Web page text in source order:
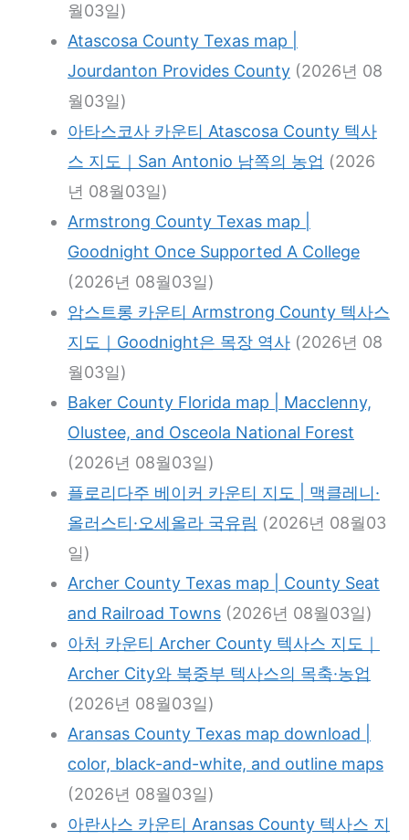
월03일)
Atascosa County Texas map |
Jourdanton Provides County (2026년 08
월03일)
아타스코사 카운티 Atascosa County 텍사
스 지도｜San Antonio 남쪽의 농업 (2026
년 08월03일)
Armstrong County Texas map |
Goodnight Once Supported A College
(2026년 08월03일)
암스트롱 카운티 Armstrong County 텍사스
지도｜Goodnight은 목장 역사 (2026년 08
월03일)
Baker County Florida map | Macclenny,
Olustee, and Osceola National Forest
(2026년 08월03일)
플로리다주 베이커 카운티 지도 | 맥클레니·
올러스티·오세올라 국유림 (2026년 08월03
일)
Archer County Texas map | County Seat
and Railroad Towns (2026년 08월03일)
아처 카운티 Archer County 텍사스 지도｜
Archer City와 북중부 텍사스의 목축·농업
(2026년 08월03일)
Aransas County Texas map download |
color, black-and-white, and outline maps
(2026년 08월03일)
아란사스 카운티 Aransas County 텍사스 지